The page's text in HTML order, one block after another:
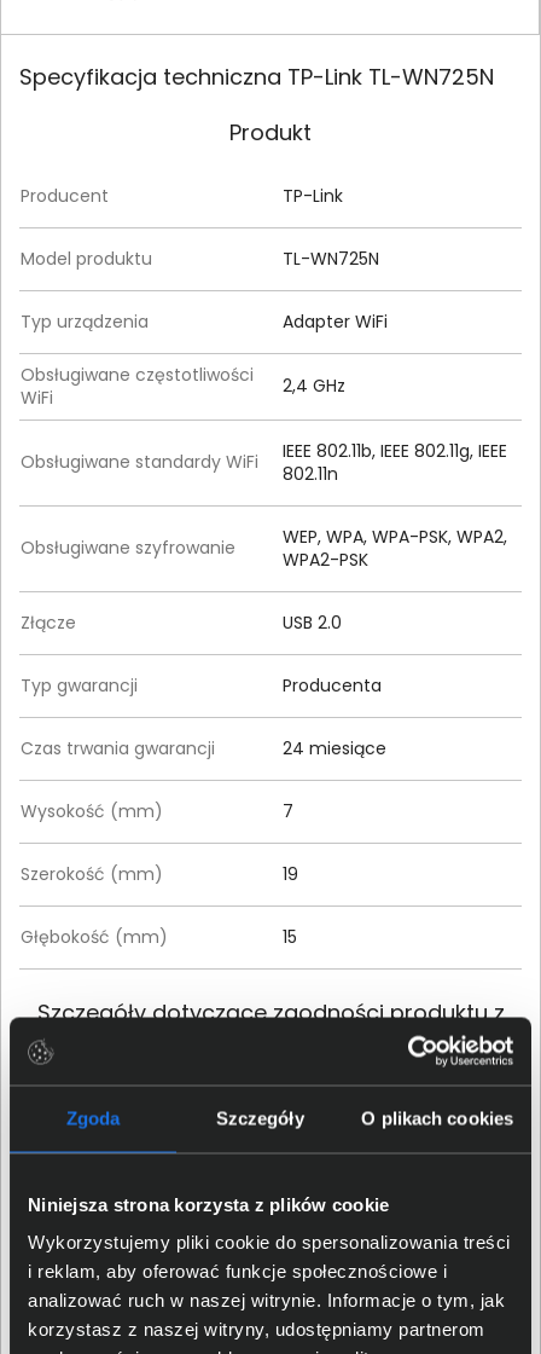
Zgoda Szczegóły O plikach cookies
Niniejsza strona korzysta z plików cookie
Wykorzystujemy pliki cookie do spersonalizowania treści
i reklam, aby oferować funkcje społecznościowe i
analizować ruch w naszej witrynie. Informacje o tym, jak
korzystasz z naszej witryny, udostępniamy partnerom
Specyfikacja techniczna TP-Link TL-WN725N
Produkt
Producent TP-Link
Model produktu TL-WN725N
Typ urządzenia Adapter WiFi
Obsługiwane częstotliwości
WiFi
2,4 GHz
Obsługiwane standardy WiFi
IEEE 802.11b, IEEE 802.11g, IEEE
802.11n
Obsługiwane szyfrowanie
WEP, WPA, WPA-PSK, WPA2,
WPA2-PSK
Złącze USB 2.0
Typ gwarancji Producenta
Czas trwania gwarancji 24 miesiące
Wysokość (mm) 7
Szerokość (mm) 19
Głębokość (mm) 15
Szczegóły dotyczące zgodności produktu z
Dane producenta
Ożarowska 40/42, 05-850
Duchnice;compliance@tp-
Osoba odpowiedzialna za
produkt
TP-LINK POLSKA Sp. z.o.o.;
Ożarowska 40/42, 05-850
Duchnice;compliance@tp-
link.com